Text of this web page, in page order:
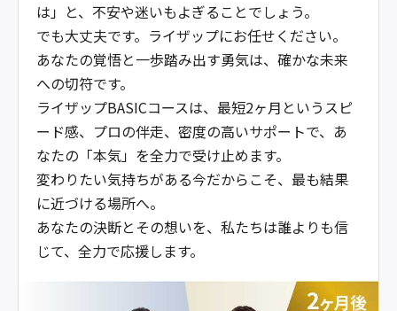
は」と、不安や迷いもよぎることでしょう。
でも大丈夫です。ライザップにお任せください。
あなたの覚悟と一歩踏み出す勇気は、確かな未来
への切符です。
ライザップBASICコースは、最短2ヶ月というスピ
ード感、プロの伴走、密度の高いサポートで、あ
なたの「本気」を全力で受け止めます。
変わりたい気持ちがある今だからこそ、最も結果
に近づける場所へ。
あなたの決断とその想いを、私たちは誰よりも信
じて、全力で応援します。